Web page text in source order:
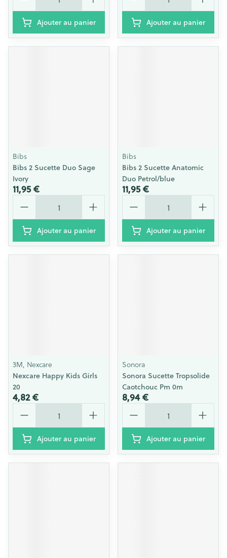
Ajouter au panier Ajouter au panier
Bibs
Bibs 2 Sucette Duo Sage
Ivory
11,95 €
Quantité
Ajouter au panier
Bibs
Bibs 2 Sucette Anatomic
Duo Petrol/blue
11,95 €
Quantité
Ajouter au panier
3M, Nexcare
Nexcare Happy Kids Girls
20
4,82 €
Quantité
Ajouter au panier
Sonora
Sonora Sucette Tropsolide
Caotchouc Pm 0m
8,94 €
Quantité
Ajouter au panier